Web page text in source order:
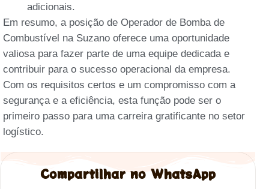
adicionais.
Em resumo, a posição de Operador de Bomba de
Combustível na Suzano oferece uma oportunidade
valiosa para fazer parte de uma equipe dedicada e
contribuir para o sucesso operacional da empresa.
Com os requisitos certos e um compromisso com a
segurança e a eficiência, esta função pode ser o
primeiro passo para uma carreira gratificante no setor
logístico.
Compartilhar no WhatsApp